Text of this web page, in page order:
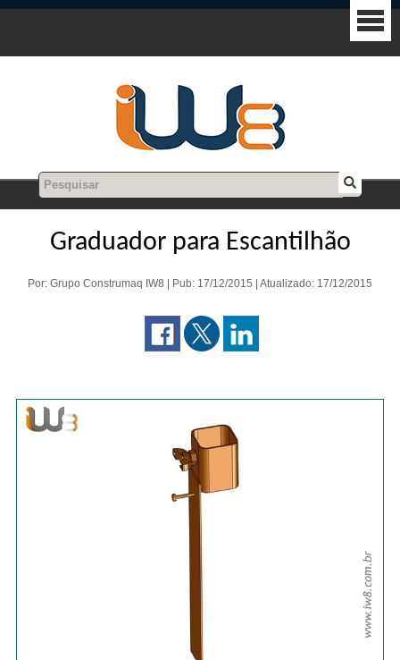
Graduador para Escantilhão
Por: Grupo Construmaq IW8 | Pub: 17/12/2015 | Atualizado: 17/12/2015